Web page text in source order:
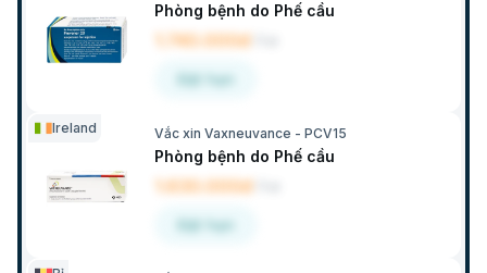
Phòng bệnh do Phế cầu
1.740.000đ
Đặt hẹn
Ireland Vắc xin Vaxneuvance - PCV15
Phòng bệnh do Phế cầu
1.630.000đ
Đặt hẹn